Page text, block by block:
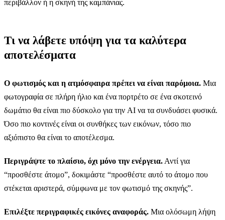
περιβάλλον ή η σκηνή της καμπάνιας.
Τι να λάβετε υπόψη για τα καλύτερα
αποτελέσματα
Ο φωτισμός και η ατμόσφαιρα πρέπει να είναι παρόμοια. Μια
φωτογραφία σε πλήρη ήλιο και ένα πορτρέτο σε ένα σκοτεινό
δωμάτιο θα είναι πιο δύσκολο για την AI να τα συνδυάσει φυσικά.
Όσο πιο κοντινές είναι οι συνθήκες των εικόνων, τόσο πιο
αξιόπιστο θα είναι το αποτέλεσμα.
Περιγράψτε το πλαίσιο, όχι μόνο την ενέργεια. Αντί για
“προσθέστε άτομο”, δοκιμάστε “προσθέστε αυτό το άτομο που
στέκεται αριστερά, σύμφωνα με τον φωτισμό της σκηνής”.
Επιλέξτε περιγραφικές εικόνες αναφοράς. Μια ολόσωμη λήψη